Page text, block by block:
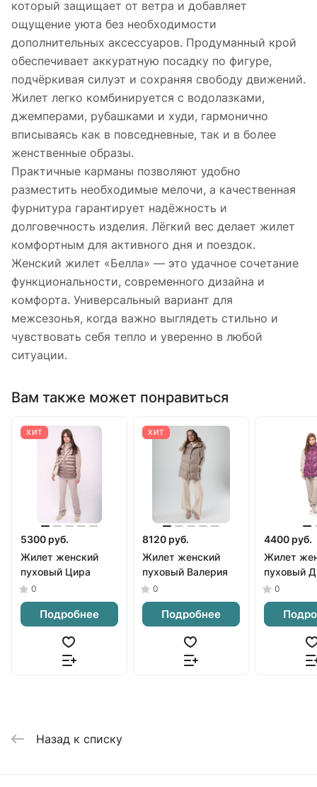
который защищает от ветра и добавляет
ощущение уюта без необходимости
дополнительных аксессуаров. Продуманный крой
обеспечивает аккуратную посадку по фигуре,
подчёркивая силуэт и сохраняя свободу движений.
Жилет легко комбинируется с водолазками,
джемперами, рубашками и худи, гармонично
вписываясь как в повседневные, так и в более
женственные образы.
Практичные карманы позволяют удобно
разместить необходимые мелочи, а качественная
фурнитура гарантирует надёжность и
долговечность изделия. Лёгкий вес делает жилет
комфортным для активного дня и поездок.
Женский жилет «Белла» — это удачное сочетание
функциональности, современного дизайна и
комфорта. Универсальный вариант для
межсезонья, когда важно выглядеть стильно и
чувствовать себя тепло и уверенно в любой
ситуации.
Вам также может понравиться
ХИТ
5300 руб.
Жилет женский
пуховый Цира
0
Подробнее
ХИТ
8120 руб.
Жилет женский
пуховый Валерия
0
Подробнее
4400 руб.
Жилет
пуховый
0
Назад к списку